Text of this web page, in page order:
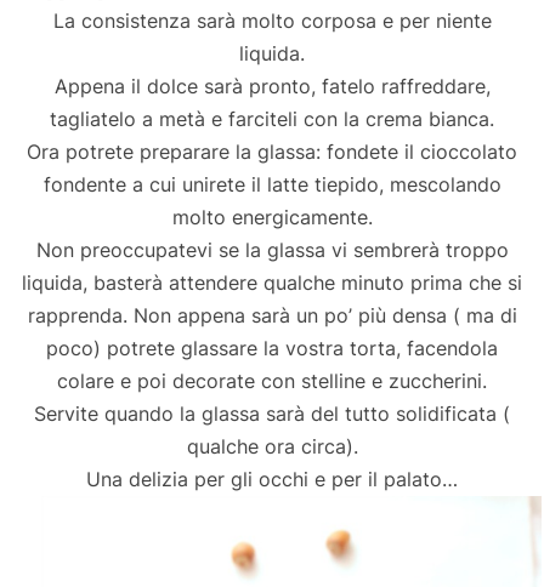
La consistenza sarà molto corposa e per niente
liquida.
Appena il dolce sarà pronto, fatelo raffreddare,
tagliatelo a metà e farciteli con la crema bianca.
Ora potrete preparare la glassa: fondete il cioccolato
fondente a cui unirete il latte tiepido, mescolando
molto energicamente.
Non preoccupatevi se la glassa vi sembrerà troppo
liquida, basterà attendere qualche minuto prima che si
rapprenda. Non appena sarà un po’ più densa ( ma di
poco) potrete glassare la vostra torta, facendola
colare e poi decorate con stelline e zuccherini.
Servite quando la glassa sarà del tutto solidificata (
qualche ora circa).
Una delizia per gli occhi e per il palato…